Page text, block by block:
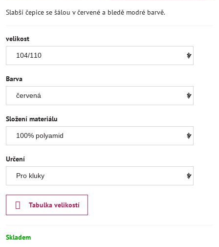
Slabší čepice se šálou v červené a bledě modré barvě.
velikost
Barva
Složení materiálu
Určení
Tabulka velikostí
Skladem